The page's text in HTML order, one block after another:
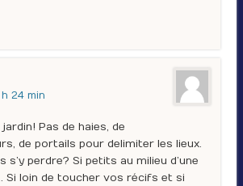
24 min
Pas de haies, de
de portails pour delimiter les lieux.
s’y perdre? Si petits au milieu d’une
Si loin de toucher vos récifs et si